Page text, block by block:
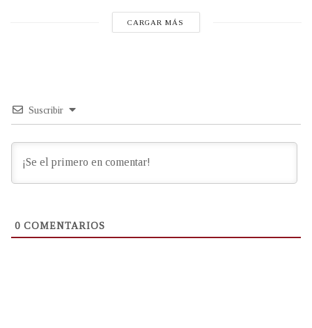
CARGAR MÁS
Suscribir
0 COMENTARIOS